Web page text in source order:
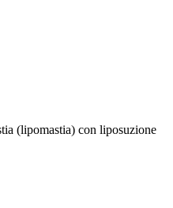
(lipomastia) con liposuzione